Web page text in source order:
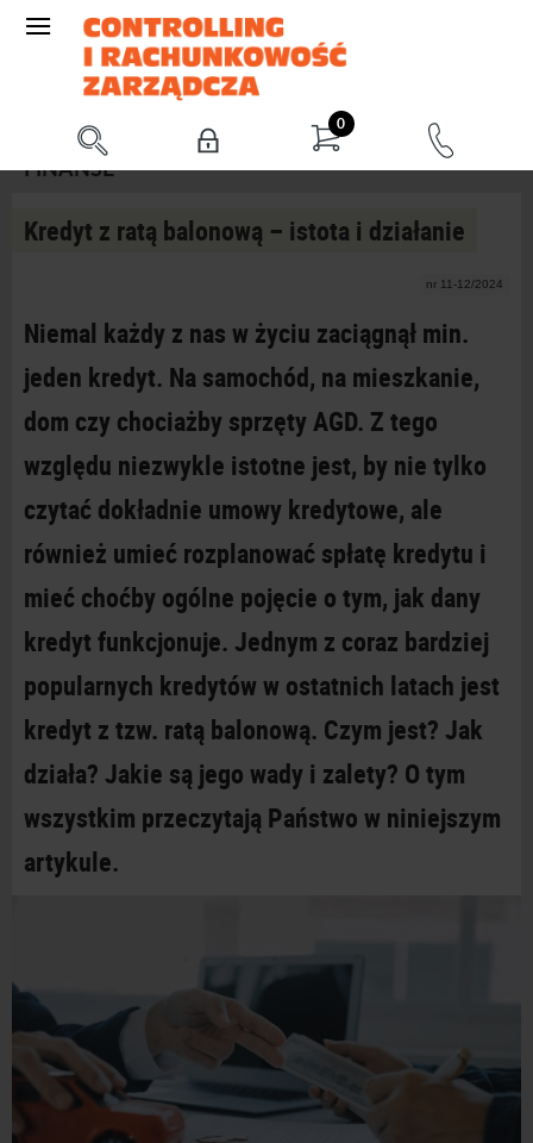
0
FINANSE
Kredyt z ratą balonową – istota i działanie
nr 11-12/2024
Niemal każdy z nas w życiu zaciągnął min.
jeden kredyt. Na samochód, na mieszkanie,
dom czy chociażby sprzęty AGD. Z tego
względu niezwykle istotne jest, by nie tylko
czytać dokładnie umowy kredytowe, ale
również umieć rozplanować spłatę kredytu i
mieć choćby ogólne pojęcie o tym, jak dany
kredyt funkcjonuje. Jednym z coraz bardziej
popularnych kredytów w ostatnich latach jest
kredyt z tzw. ratą balonową. Czym jest? Jak
działa? Jakie są jego wady i zalety? O tym
wszystkim przeczytają Państwo w niniejszym
artykule.